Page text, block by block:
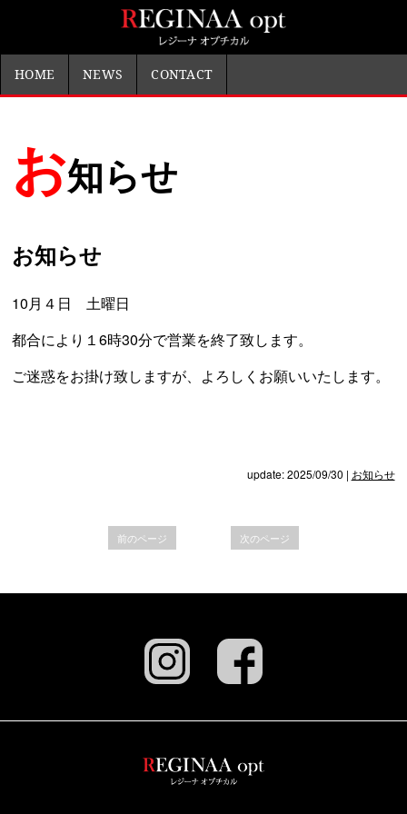
HOME NEWS CONTACT
お知らせ
お知らせ
10月４日 土曜日
都合により１6時30分で営業を終了致します。
ご迷惑をお掛け致しますが、よろしくお願いいたします。
update: 2025/09/30 | お知らせ
前のページ 次のページ